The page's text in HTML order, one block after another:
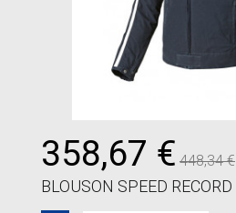
358,67 € 448,34 €
BLOUSON SPEED RECORD